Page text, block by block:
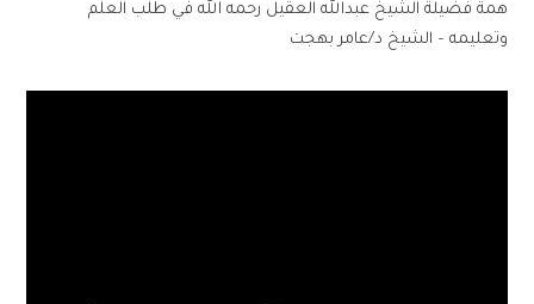
همة فضيلة الشيخ عبدالله العقيل رحمه الله في طلب العلم
وتعليمه – الشيخ د/عامر بهجت